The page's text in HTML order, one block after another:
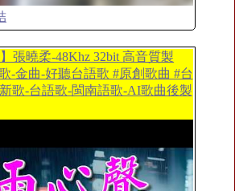
】張曉柔-48Khz 32bit 高音質製
-金曲-好聽台語歌 #原創歌曲 #台
歌-台語歌-閩南語歌-AI歌曲後製